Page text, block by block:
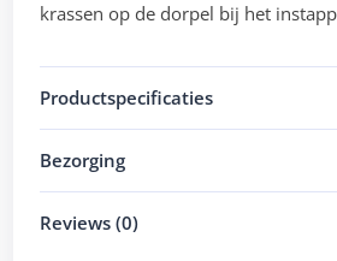
krassen op de dorpel bij het
Productspecificaties
Bezorging
Reviews (0)